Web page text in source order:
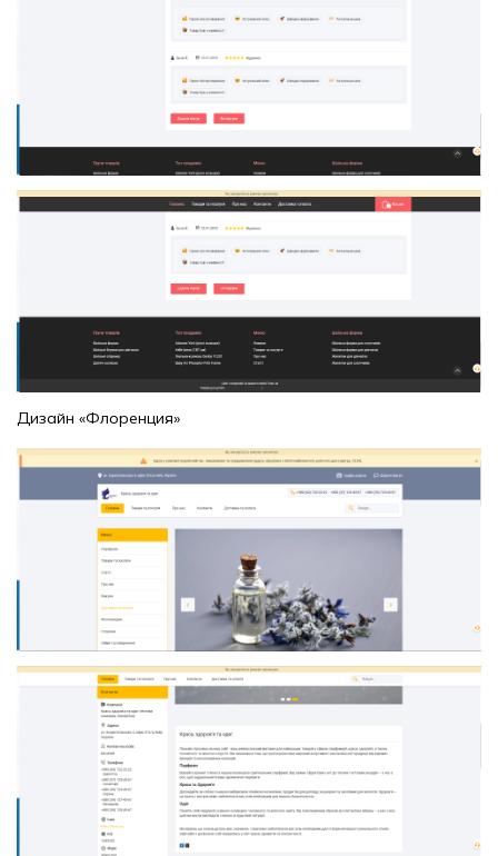
Дизайн «Флоренция»